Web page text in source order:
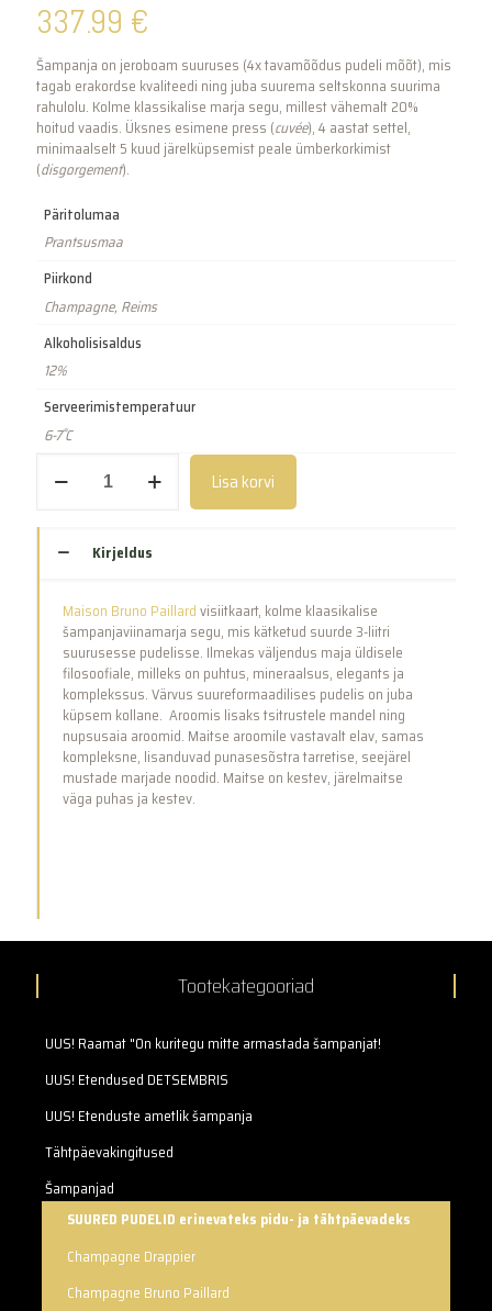
337.99 €
Šampanja on jeroboam suuruses (4x tavamõõdus pudeli mõõt), mis
tagab erakordse kvaliteedi ning juba suurema seltskonna suurima
rahulolu. Kolme klassikalise marja segu, millest vähemalt 20%
hoitud vaadis. Üksnes esimene press (cuvée), 4 aastat settel,
minimaalselt 5 kuud järelküpsemist peale ümberkorkimist
(disgorgement).
Päritolumaa
Prantsusmaa
Piirkond
Champagne, Reims
Alkoholisisaldus
12%
Serveerimistemperatuur
6-7˚C
Cuvée
(3000ml)
kogus
Lisa korvi
Kirjeldus
Maison Bruno Paillardvisiitkaart, kolme klaasikalise
šampanjaviinamarja segu, mis kätketud suurde 3-liitri
suurusesse pudelisse. Ilmekas väljendus maja üldisele
filosoofiale, milleks on puhtus, mineraalsus, elegants ja
komplekssus. Värvus suureformaadilises pudelis on juba
küpsem kollane. Aroomis lisaks tsitrustele mandel ning
nupsusaia aroomid. Maitse aroomile vastavalt elav, samas
kompleksne, lisanduvad punasesõstra tarretise, seejärel
mustade marjade noodid. Maitse on kestev, järelmaitse
väga puhas ja kestev.
Tootekategooriad
UUS! Raamat "On kuritegu mitte armastada šampanjat!
UUS! Etendused DETSEMBRIS
UUS! Etenduste ametlik šampanja
Tähtpäevakingitused
Šampanjad
SUURED PUDELID erinevateks pidu- ja tähtpäevadeks
Champagne Drappier
Champagne Bruno Paillard